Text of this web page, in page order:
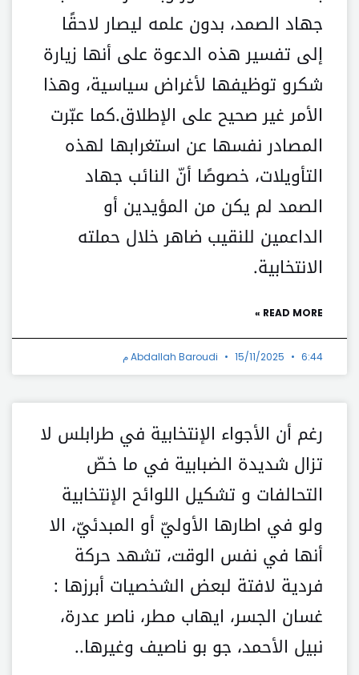
جهاد الصمد، بدون علمه ليصار لاحقًا
إلى تفسير هذه الدعوة على أنها زيارة
شكرو توظيفها لأغراض سياسية، وهذا
الأمر غير صحيح على الإطلاق.كما عبّرت
المصادر نفسها عن استغرابها لهذه
التأويلات، خصوصًا أنّ النائب جهاد
الصمد لم يكن من المؤيدين أو
الداعمين للنقيب ضاهر خلال حملته
الانتخابية.
READ MORE »
Abdallah Baroudi 15/11/2025 6:44 م
رغم أن الأجواء الإنتخابية في طرابلس لا
تزال شديدة الضبابية في ما خصّ
التحالفات و تشكيل اللوائح الإنتخابية
ولو في اطارها الأوليّ أو المبدئيّ، الا
أنها في نفس الوقت، تشهد حركة
فردية لافتة لبعض الشخصيات أبرزها :
غسان الجسر، ايهاب مطر، ناصر عدرة،
نبيل الأحمد، جو بو ناصيف وغيرها..